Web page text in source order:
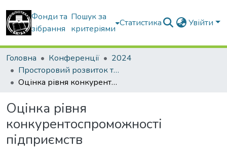
Фонди та
зібрання
Пошук за
критеріями
Статистика Увійти
Головна Конференції
2024
Просторовий розвиток територій: Традиції та інновації
Оцінка рівня конкурентоспроможності підприємств
Оцінка рівня
конкурентоспроможності
підприємств